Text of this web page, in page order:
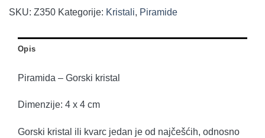
SKU: Z350 Kategorije: Kristali, Piramide
Opis
Piramida – Gorski kristal
Dimenzije: 4 x 4 cm
Gorski kristal ili kvarc jedan je od najčešćih, odnosno